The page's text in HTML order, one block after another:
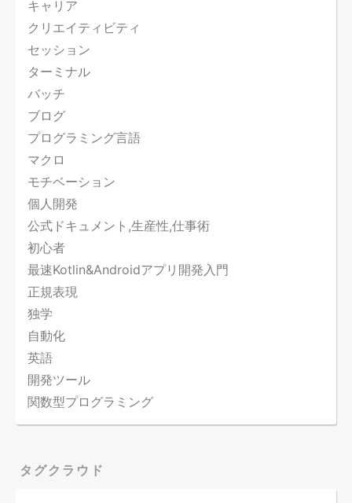
キャリア
クリエイティビティ
セッション
ターミナル
バッチ
ブログ
プログラミング言語
マクロ
モチベーション
個人開発
公式ドキュメント,生産性,仕事術
初心者
最速Kotlin&Androidアプリ開発入門
正規表現
独学
自動化
英語
開発ツール
関数型プログラミング
タグクラウド